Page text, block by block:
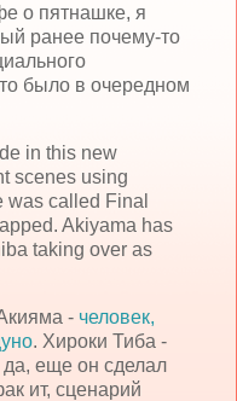
о пятнашке, я
ранее почему-то
было в очередном
in this new
scenes using
was called Final
Akiyama has
taking over as
- человек,
. Хироки Тиба -
да, еще он сделал
ит, сценарий